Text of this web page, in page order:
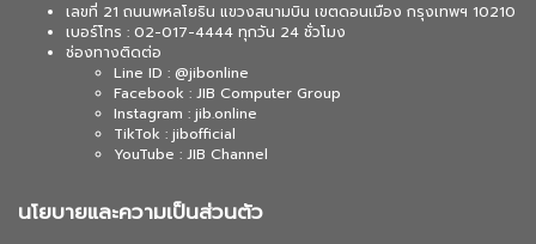
เลขที่ 21 ถนนพหลโยธิน แขวงสนามบิน เขตดอนเมือง กรุงเทพฯ 10210
เบอร์โทร : 02-017-4444 ทุกวัน 24 ชั่วโมง
ช่องทางติดต่อ
Line ID : @jibonline
Facebook : JIB Computer Group
Instagram : jib.online
TikTok : jibofficial
YouTube : JIB Channel
นโยบายและความเป็นส่วนตัว